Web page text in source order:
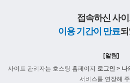
접속하신 사
이용 기간이 만료
[알림]
사이트 관리자는 호스팅 홈페이지 로그인 > 나
서비스를 연장해